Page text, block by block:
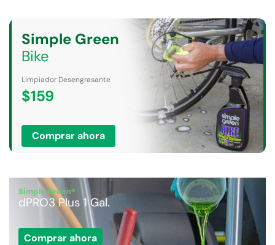
Bike
Limpiador Desengrasante
$159
Comprar ahora
Simple Green®
dPRO3 Plus 1 Gal.
Comprar ahora